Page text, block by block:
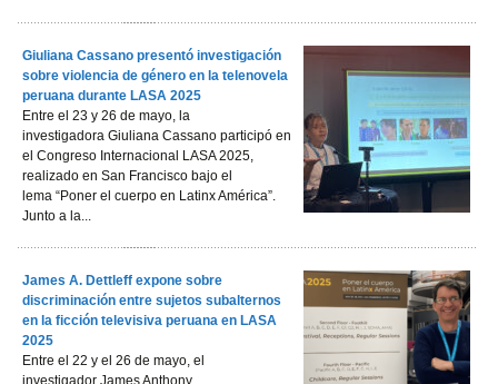
Giuliana Cassano presentó investigación
sobre violencia de género en la telenovela
peruana durante LASA 2025
Entre el 23 y 26 de mayo, la
investigadora Giuliana Cassano participó en
el Congreso Internacional LASA 2025,
realizado en San Francisco bajo el
lema “Poner el cuerpo en Latinx América”.
Junto a la...
James A. Dettleff expone sobre
discriminación entre sujetos subalternos
en la ficción televisiva peruana en LASA
2025
Entre el 22 y el 26 de mayo, el
investigador James Anthony